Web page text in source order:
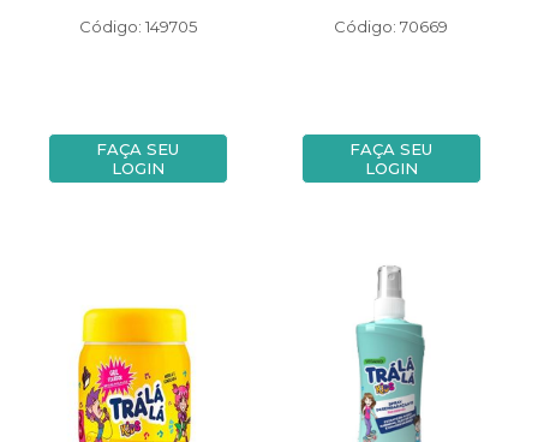
Código: 149705
FAÇA SEU
LOGIN
Código: 70669
FAÇA SEU
LOGIN